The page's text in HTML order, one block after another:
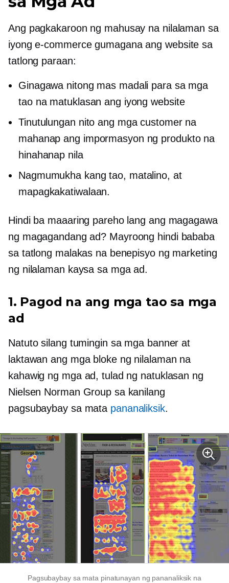
Ang pagkakaroon ng mahusay na nilalaman sa
iyonge-commercegumagana ang website sa
tatlong paraan:
Ginagawa nitong mas madali para sa mga
tao na matuklasan ang iyong website
Tinutulungan nito ang mga customer na
mahanap ang impormasyon ng produkto na
hinahanap nila
Nagmumukha kang tao, matalino, at
mapagkakatiwalaan.
Hindi ba maaaring pareho lang ang magagawa
ng magagandang ad? Mayroong hindi bababa
sa tatlong malakas na benepisyo ng marketing
ng nilalaman kaysa sa mga ad.
1. Pagod na ang mga tao sa mga
ad
Natuto silang tumingin sa mga banner at
laktawan ang mga bloke ng nilalaman na
kahawig ng mga ad, tulad ng natuklasan ng
Nielsen Norman Group sa kanilang
pagsubaybay sa mata pananaliksik.
Pagsubaybay sa mata pinatunayan ng pananaliksik na